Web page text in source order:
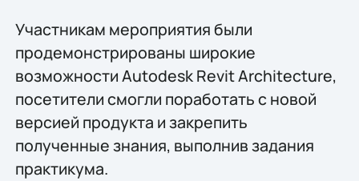
Участникам мероприятия были
продемонстрированы широкие
возможности Autodesk Revit Architecture,
посетители смогли поработать с новой
версией продукта и закрепить
полученные знания, выполнив задания
практикума.